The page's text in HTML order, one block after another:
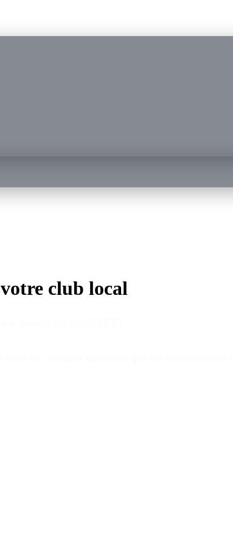
votre club local